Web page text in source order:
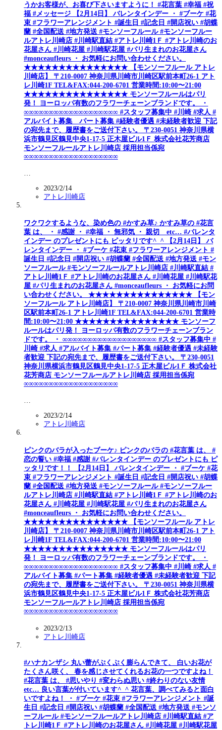
うかお客様が、お喜び下さいますように！ #花言葉 #幸福 #祝
福 #メッセージ 【2月14日】 バレンタインデー ・ #ブーケ #花
束 #フラワーアレンジメント #誕生日 #記念日 #開店祝い #胡蝶
蘭 #全国配送 #地方発送 #モンソーフルール #モンソーフルー
ルアトレ川崎店 #川崎駅直結 #アトレ川崎1Ｆ #アトレ川崎のお
花屋さん #川崎花屋 #川崎駅花屋 #パリ生まれのお花屋さん
#monceaufleurs ・ お気軽にお問い合わせください。
★★★★★★★★★★★★★★★ 【モンソーフルール アトレ
川崎店】 〒210-0007 神奈川県川崎市川崎区駅前本町26-1 アト
レ川崎1F TEL&FAX:044-200-6701 営業時間:10:00〜21:00
★★★★★★★★★★★★★★★ モンソーフルールはパリ
発！ ヨーロッパ有数のフラワーチェーンブランドです。 ・
∞∞∞∞∞∞∞∞∞∞∞∞∞∞∞∞∞∞∞ #スタッフ募集中 #川崎 #求人 #
アルバイト募集 パート募集 #経験者優遇 #未経験者歓迎 下記
の宛先まで、履歴書をご送付下さい。 〒230-0051 神奈川県横
浜市鶴見区鶴見中央1-17-5 正木屋ビル1Ｆ 株式会社花芳商店
モンソーフルールアトレ川崎店 採用担当係宛
∞∞∞∞∞∞∞∞∞∞∞∞∞∞∞∞∞∞∞
…
2023/2/14
アトレ川崎店
ワクワクするような、染め色の #かすみ草♪ かすみ草の #花言
葉 は、 ・ #感謝 ・ #幸福 ・ 無邪気 ・ 親切 etc… #バレンタ
インデー のプレゼントにも ピッタリです^_^ 【2月14日】 バ
レンタインデー ・ #ブーケ #花束 #フラワーアレンジメント #
誕生日 #記念日 #開店祝い #胡蝶蘭 #全国配送 #地方発送 #モン
ソーフルール #モンソーフルールアトレ川崎店 #川崎駅直結 #
アトレ川崎1Ｆ #アトレ川崎のお花屋さん #川崎花屋 #川崎駅花
屋 #パリ生まれのお花屋さん #monceaufleurs ・ お気軽にお問
い合わせください。 ★★★★★★★★★★★★★★★ 【モン
ソーフルール アトレ川崎店】 〒210-0007 神奈川県川崎市川崎
区駅前本町26-1 アトレ川崎1F TEL&FAX:044-200-6701 営業時
間:10:00〜21:00 ★★★★★★★★★★★★★★★ モンソーフ
ルールはパリ発！ ヨーロッパ有数のフラワーチェーンブラン
ドです。 ・ ∞∞∞∞∞∞∞∞∞∞∞∞∞∞∞∞∞∞∞ #スタッフ募集中 #
川崎 #求人 #アルバイト募集 #パート募集 #経験者優遇 #未経験
者歓迎 下記の宛先まで、履歴書をご送付下さい。 〒230-0051
神奈川県横浜市鶴見区鶴見中央1-17-5 正木屋ビル1Ｆ 株式会社
花芳商店 モンソーフルールアトレ川崎店 採用担当係宛
∞∞∞∞∞∞∞∞∞∞∞∞∞∞∞∞∞∞∞
…
2023/2/14
アトレ川崎店
ピンクのバラが入ったブーケ♪ ピンクのバラの #花言葉 は、 #
恋の誓い #幸福 #感謝 #バレンタインデー のプレゼントにも ピ
ッタリです！！ 【2月14日】 バレンタインデー ・ #ブーケ #花
束 #フラワーアレンジメント #誕生日 #記念日 #開店祝い #胡蝶
蘭 #全国配送 #地方発送 #モンソーフルール #モンソーフルー
ルアトレ川崎店 #川崎駅直結 #アトレ川崎1Ｆ #アトレ川崎のお
花屋さん #川崎花屋 #川崎駅花屋 #パリ生まれのお花屋さん
#monceaufleurs ・ お気軽にお問い合わせください。
★★★★★★★★★★★★★★★ 【モンソーフルール アトレ
川崎店】 〒210-0007 神奈川県川崎市川崎区駅前本町26-1 アト
レ川崎1F TEL&FAX:044-200-6701 営業時間:10:00〜21:00
★★★★★★★★★★★★★★★ モンソーフルールはパリ
発！ ヨーロッパ有数のフラワーチェーンブランドです。 ・
∞∞∞∞∞∞∞∞∞∞∞∞∞∞∞∞∞∞∞ #スタッフ募集中 #川崎 #求人 #
アルバイト募集 #パート募集 #経験者優遇 #未経験者歓迎 下記
の宛先まで、履歴書をご送付下さい。 〒230-0051 神奈川県横
浜市鶴見区鶴見中央1-17-5 正木屋ビル1Ｆ 株式会社花芳商店
モンソーフルールアトレ川崎店 採用担当係宛
∞∞∞∞∞∞∞∞∞∞∞∞∞∞∞∞∞∞∞
2023/2/13
アトレ川崎店
#ハナカンザシ 丸い蕾がぷくぷく膨らんできて、 白いお花が
たくさん咲く、 春を感じさせてくれるお花の一つですよね！
#花言葉 は、 #思いやり #変わらぬ思い #終わりのない友情
etc… 良い言葉が付いています^_^ 花言葉、調べてみると面白
いですよね！ ・ #ブーケ #花束 #フラワーアレンジメント #誕
生日 #記念日 #開店祝い #胡蝶蘭 #全国配送 #地方発送 #モンソ
ーフルール #モンソーフルールアトレ川崎店 #川崎駅直結 #ア
トレ川崎1Ｆ #アトレ川崎のお花屋さん #川崎花屋 #川崎駅花屋